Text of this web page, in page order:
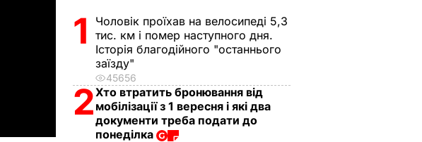
1
Чоловік проїхав на велосипеді 5,3
тис. км і помер наступного дня.
Історія благодійного "останнього
заїзду"
45656
2Хто втратить бронювання від
мобілізації з 1 вересня і які два
документи треба подати до
понеділка